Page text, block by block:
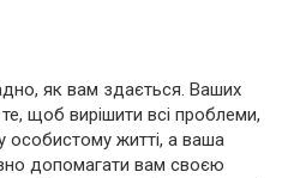
як вам здається. Ваших
щоб вирішити всі проблеми,
особистому житті, а ваша
допомагати вам своєю